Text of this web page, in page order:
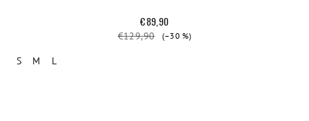
€89,90
€129,90 (–30 %)
S M L